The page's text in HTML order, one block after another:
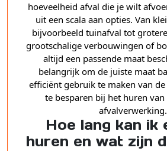
hoeveelheid afval die je wilt
uit een scala aan opties. Van
bijvoorbeeld tuinafval tot
grootschalige verbouwingen of
altijd een passende maat
belangrijk om de juiste maat
efficiënt gebruik te maken van
te besparen bij het huren
afvalverwerking.
Hoe lang kan ik
huren en wat zijn